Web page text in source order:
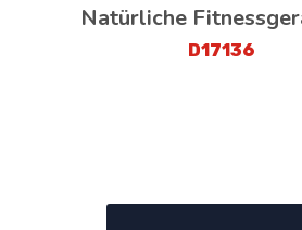
Natürliche
D17136